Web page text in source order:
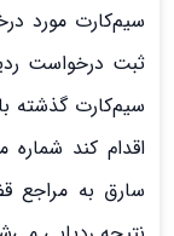
سیم‌کارت مورد
ثبت درخواست
سیم‌کارت گذشته
اقدام کند
سارق به مراجع